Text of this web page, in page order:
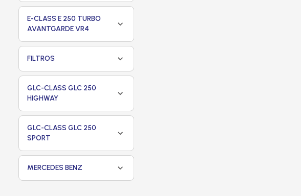
E-CLASS E 250 TURBO
AVANTGARDE VR4
FILTROS
GLC-CLASS GLC 250
HIGHWAY
GLC-CLASS GLC 250
SPORT
MERCEDES BENZ